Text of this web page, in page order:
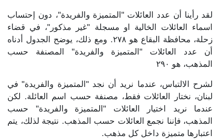
لقد رأينا أن عدد العائلات "المتميزة والفريدة"، دون إحتساب
اسماء العائلات الخالية او مسجلة "غير مذكور"، في قضاء
زحلة، محافظة البقاع هو ٢٧٨. ومع ذلك، يوضح الجدول أدناه
أن عدد العائلات "المتميزة والفريدة" المصنفة حسب
المذهب، هو ٢٩٠
لشرح الالتباس، عندما نريد أن نجد "المتميزة والفريدة" في
لبنان، نختار العائلات فقط، مصنفة حسب اسم العائلة. لكن
عندما نريد اختيار العائلات "المتميزة والفريدة" حسب
المذهب، فإننا نجمع العائلات حسب المذهب. نتيجة لذلك، يتم
اعتبارها متميزة داخل كل مذهب.